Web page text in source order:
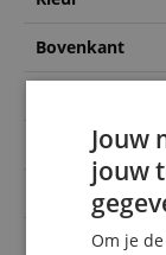
Bovenkant
Elektronica
Oriëntatie
Jouw
jouw
Om je